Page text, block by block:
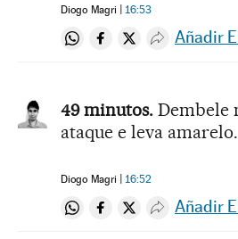
Diogo Magri 16:53
Compartir en Whatsapp
Compartir en
Compartir en
Desplegar
Añadir
49 minutos. Dembele
ataque e leva amarelo.
Diogo Magri 16:52
Compartir en Whatsapp
Compartir en
Compartir en
Desplegar
Añadir